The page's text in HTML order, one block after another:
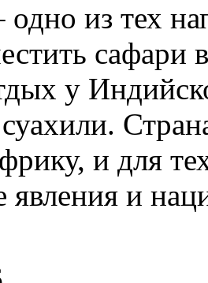
одно из тех
сафари
у
и для
явления и